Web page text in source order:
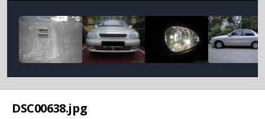
DSC00638.jpg